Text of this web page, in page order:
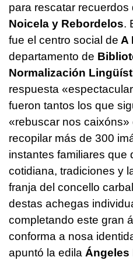
para rescatar
Noicela y Rebordelos.
fue el centro social de A
departamento de
Normalización
respuesta
fueron tantos los que
«rebuscar nos
recopilar más de 300
instantes familiares que
cotidiana, tradiciones y
franja del concello
destas achegas
completando este gran
conforma a nosa
apuntó la edila Ángeles